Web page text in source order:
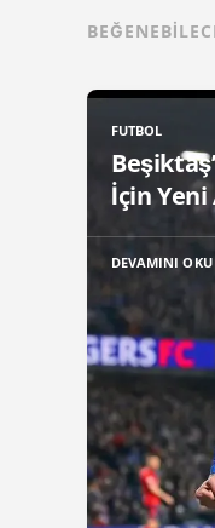
FUTBOL
İçin Yeni
DEVAMINI OKU